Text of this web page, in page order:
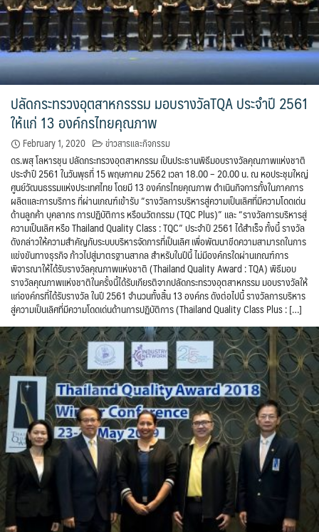
ปลัดกระทรวงอุตสาหกรรรม มอบรางวัลTQA ประจำปี 2561
ให้แก่ 13 องค์กรไทยคุณภาพ
February 1, 2020 ข่าวสารและกิจกรรม
ดร.พสุ โลหารชุน ปลัดกระทรวงอุตสาหกรรม เป็นประธานพิธีมอบรางวัลคุณภาพแห่งชาติ
ประจำปี 2561 ในวันพุธที่ 15 พฤษภาคม 2562 เวลา 18.00 – 20.00 น. ณ หอประชุมใหญ่
ศูนย์วัฒนธรรมแห่งประเทศไทย โดยมี 13 องค์กรไทยคุณภาพ ดำเนินกิจการทั้งในภาคการ
ผลิตและการบริการ ที่ผ่านเกณฑ์เข้ารับ “รางวัลการบริหารสู่ความเป็นเลิศที่มีความโดดเด่น
ด้านลูกค้า บุคลากร การปฏิบัติการ หรือนวัตกรรม (TQC Plus)” และ “รางวัลการบริหารสู่
ความเป็นเลิศ หรือ Thailand Quality Class : TQC” ประจำปี 2561 ได้สำเร็จ ทั้งนี้ รางวัล
ดังกล่าวให้ความสำคัญกับระบบบริหารจัดการที่เป็นเลิศ เพื่อพัฒนาขีดความสามารถในการ
แข่งขันทางธุรกิจ ก้าวไปสู่มาตรฐานสากล สำหรับในปีนี้ ไม่มีองค์กรใดผ่านเกณฑ์การ
พิจารณาให้ได้รับรางวัลคุณภาพแห่งชาติ (Thailand Quality Award : TQA) พิธีมอบ
รางวัลคุณภาพแห่งชาติในครั้งนี้ได้รับเกียรติจากปลัดกระทรวงอุตสาหกรรม มอบรางวัลให้
แก่องค์กรที่ได้รับรางวัล ในปี 2561 จำนวนทั้งสิ้น 13 องค์กร ดังต่อไปนี้ รางวัลการบริหาร
สู่ความเป็นเลิศที่มีความโดดเด่นด้านการปฏิบัติการ (Thailand Quality Class Plus : […]